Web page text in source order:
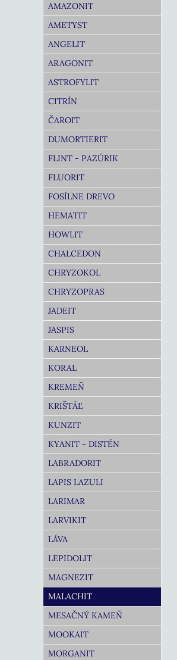
AMAZONIT
AMETYST
ANGELIT
ARAGONIT
ASTROFYLIT
CITRÍN
ČAROIT
DUMORTIERIT
FLINT - PAZÚRIK
FLUORIT
FOSÍLNE DREVO
HEMATIT
HOWLIT
CHALCEDON
CHRYZOKOL
CHRYZOPRAS
JADEIT
JASPIS
KARNEOL
KORAL
KREMEŇ
KRIŠTÁĽ
KUNZIT
KYANIT - DISTÉN
LABRADORIT
LAPIS LAZULI
LARIMAR
LARVIKIT
LÁVA
LEPIDOLIT
MAGNEZIT
MALACHIT
MESAČNÝ KAMEŇ
MOOKAIT
MORGANIT